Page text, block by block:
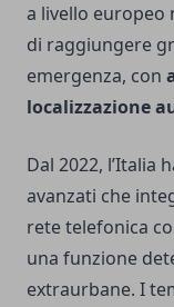
a livello europeo
di raggiungere
emergenza, con
localizzazione
Dal 2022, l’Italia
avanzati che
rete telefonica
una funzione
extraurbane. I